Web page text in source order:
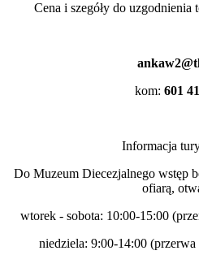
Cena i szegóły do
kom: 601
Informacja
Do Muzeum Diecezjalnego wstęp
ofiarą,
wtorek - sobota: 10:00-15:00
niedziela: 9:00-14:00